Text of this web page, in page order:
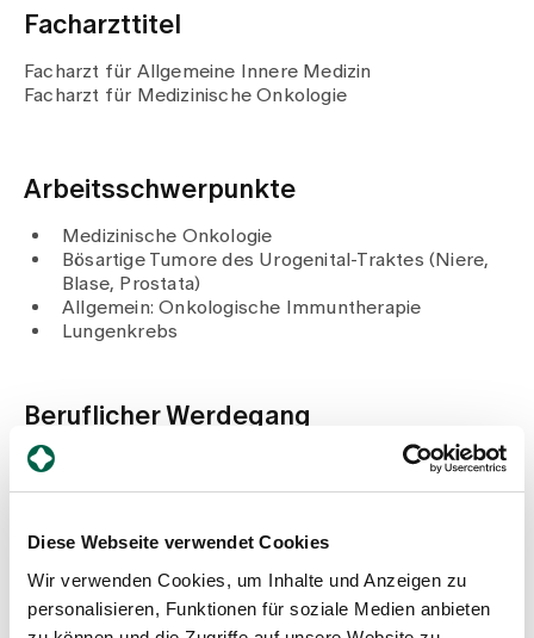
Diese Webseite verwendet Cookies
Wir verwenden Cookies, um Inhalte und Anzeigen zu
personalisieren, Funktionen für soziale Medien anbieten
Kontakt
Babygalerie
Blog
Facharzttitel
Facharzt für Allgemeine Innere Medizin
Facharzt für Medizinische Onkologie
Arbeitsschwerpunkte
Medizinische Onkologie
Bösartige Tumore des Urogenital-Traktes (Niere,
Blase, Prostata)
Allgemein: Onkologische Immuntherapie
Lungenkrebs
Beruflicher Werdegang
Seit 2018 – 2026
Zollikerberg
2011 – 2018
Oberarzt Onkologie, Kantonsspital Baden